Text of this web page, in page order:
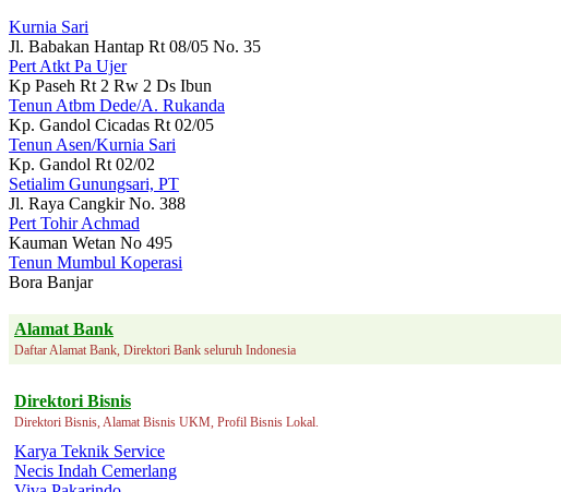
Kurnia Sari
Jl. Babakan Hantap Rt 08/05 No. 35
Pert Atkt Pa Ujer
Kp Paseh Rt 2 Rw 2 Ds Ibun
Tenun Atbm Dede/A. Rukanda
Kp. Gandol Cicadas Rt 02/05
Tenun Asen/Kurnia Sari
Kp. Gandol Rt 02/02
Setialim Gunungsari, PT
Jl. Raya Cangkir No. 388
Pert Tohir Achmad
Kauman Wetan No 495
Tenun Mumbul Koperasi
Bora Banjar
Alamat Bank
Daftar Alamat Bank, Direktori Bank seluruh Indonesia
Direktori Bisnis
Direktori Bisnis, Alamat Bisnis UKM, Profil Bisnis Lokal.
Karya Teknik Service
Necis Indah Cemerlang